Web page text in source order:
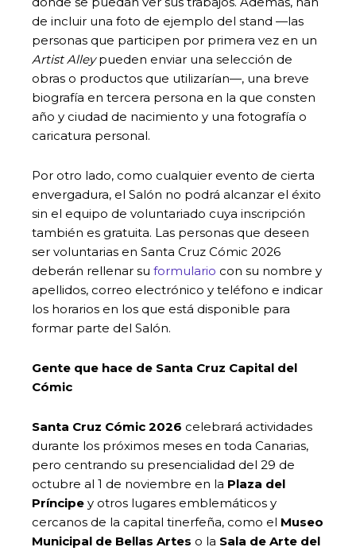
de incluir una foto de ejemplo del stand —las
personas que participen por primera vez en un
Artist Alleypueden enviar una selección de
obras o productos que utilizarían—, una breve
biografía en tercera persona en la que consten
año y ciudad de nacimiento y una fotografía o
caricatura personal.
Por otro lado, como cualquier evento de cierta
envergadura, el Salón no podrá alcanzar el éxito
sin el equipo de voluntariado cuya inscripción
también es gratuita. Las personas que deseen
ser voluntarias en Santa Cruz Cómic 2026
deberán rellenar su formulario con su nombre y
apellidos, correo electrónico y teléfono e indicar
los horarios en los que está disponible para
formar parte del Salón.
Gente que hace de Santa Cruz Capital del
Cómic
Santa Cruz Cómic 2026 celebrará actividades
durante los próximos meses en toda Canarias,
pero centrando su presencialidad del 29 de
octubre al 1 de noviembre en la Plaza del
Príncipe y otros lugares emblemáticos y
cercanos de la capital tinerfeña, como el Museo
Municipal de Bellas Artes o la Sala de Arte del